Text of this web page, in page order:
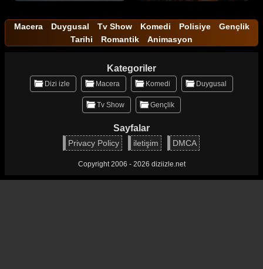
Macera Duygusal Tv Show Komedi Polisiye
Gençlik
Tarihi
Romantik Animasyon
Kategoriler
Dizi izle Macera Komedi Duygusal
Tv Show Gençlik
Sayfalar
Privacy Policy iletişim DMCA
Copyright 2006 - 2026 diziizle.net